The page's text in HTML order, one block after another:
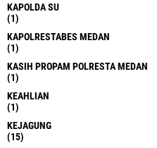
KAPOLDA SU
(1)
KAPOLRESTABES MEDAN
(1)
KASIH PROPAM POLRESTA MEDAN
(1)
KEAHLIAN
(1)
KEJAGUNG
(15)